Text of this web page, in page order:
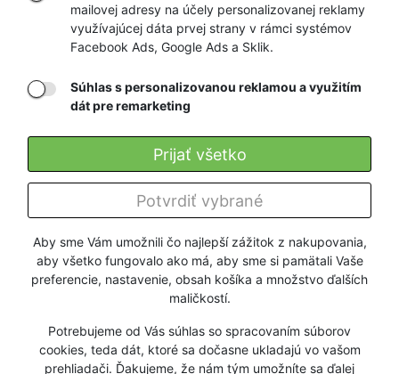
Aby sme Vám umožnili čo najlepší zážitok z nakupovania,
aby všetko fungovalo ako má, aby sme si pamätali Vaše
preferencie, nastavenie, obsah košíka a množstvo ďalších
maličkostí.
Potrebujeme od Vás súhlas so spracovaním súborov
cookies, teda dát, ktoré sa dočasne ukladajú vo vašom
prehliadači. Ďakujeme, že nám tým umožníte sa ďalej
mailovej adresy na účely personalizovanej reklamy
využívajúcej dáta prvej strany v rámci systémov
Facebook Ads, Google Ads a Sklik.
Súhlas s personalizovanou reklamou a využitím
dát pre remarketing
Potvrdiť vybrané
Prijať všetko
RÝCHLE
DORUČENIE
GARANCIA
NAJNIŽŠÍCH CIEN
Firmy a organizácie